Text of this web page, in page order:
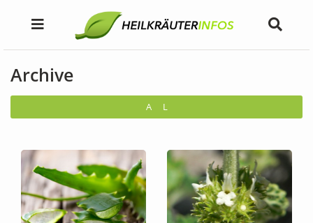
Archive
A L